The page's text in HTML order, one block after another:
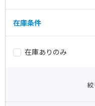
在庫条件
在庫ありのみ
絞